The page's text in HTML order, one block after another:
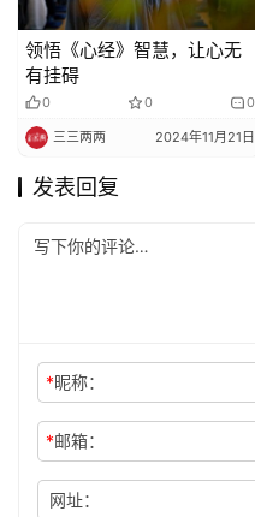
领悟《心经》智慧，让心无
有挂碍
0 0 0
三三两两 2024年11月21日
发表回复
*昵称：
*邮箱：
网址：